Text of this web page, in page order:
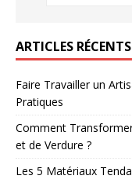
ARTICLES RÉCENTS
Faire Travailler un
Pratiques
Comment
et de Verdure ?
Les 5 Matériaux